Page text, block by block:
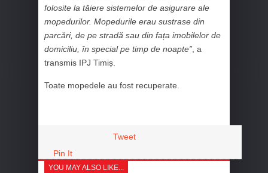
folosite la tăiere sistemelor de asigurare ale
mopedurilor. Mopedurile erau sustrase din
parcări, de pe stradă sau din fața imobilelor de
domiciliu, în special pe timp de noapte” , a
transmis IPJ Timiș.
Toate mopedele au fost recuperate.
Tweet
Pin It
YOU MAY ALSO LIKE...